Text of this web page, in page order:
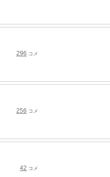
296 コメ
256 コメ
42 コメ